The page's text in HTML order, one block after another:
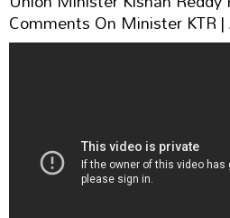
Comments On Minister KTR